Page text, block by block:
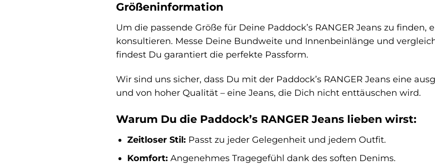
Größeninformation
Um die passende Größe für Deine Paddock’s RANGER Jeans zu
konsultieren. Messe Deine Bundweite und Innenbeinlänge und
findest Du garantiert die perfekte Passform.
Wir sind uns sicher, dass Du mit der Paddock’s RANGER Jeans eine
und von hoher Qualität – eine Jeans, die Dich nicht enttäuschen wird.
Warum Du die Paddock’s RANGER Jeans lieben wirst:
Zeitloser Stil: Passt zu jeder Gelegenheit und jedem Outfit.
Komfort: Angenehmes Tragegefühl dank des soften Denims.